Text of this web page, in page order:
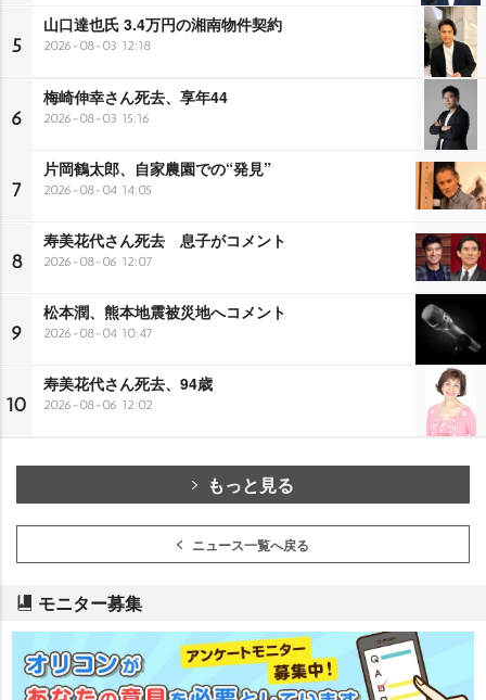
5
山口達也氏 3.4万円の湘南物件契約
2026-08-03 12:18
6
梅崎伸幸さん死去、享年44
2026-08-03 15:16
7
片岡鶴太郎、自家農園での“発見”
2026-08-04 14:05
8
寿美花代さん死去 息子がコメント
2026-08-06 12:07
9
松本潤、熊本地震被災地へコメント
2026-08-04 10:47
10
寿美花代さん死去、94歳
2026-08-06 12:02
もっと見る
ニュース一覧へ戻る
モニター募集